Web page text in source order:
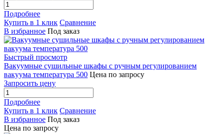
Подробнее
Купить в 1 клик Сравнение
В избранное Под заказ
Быстрый просмотр
Вакуумные сушильные шкафы с ручным регулированием
вакуума температура 500 Цена по запросу
Запросить цену
Подробнее
Купить в 1 клик Сравнение
В избранное Под заказ
Цена по запросу